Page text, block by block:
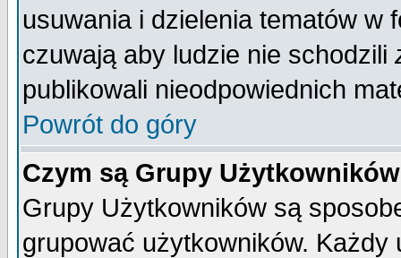
usuwania i dzielenia tematów w
czuwają aby ludzie nie schodzili
publikowali nieodpowiednich
Powrót do góry
Czym są Grupy
Grupy Użytkowników są
grupować użytkowników.